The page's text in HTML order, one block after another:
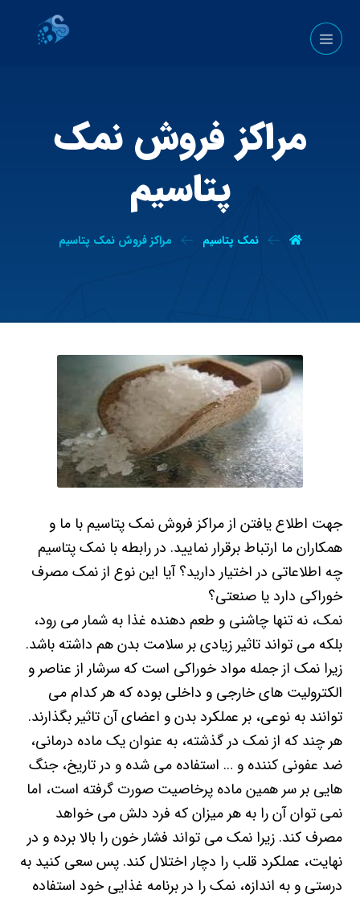
مراکز فروش نمک
پتاسیم
نمک پتاسیم مراکز فروش نمک پتاسیم
جهت اطلاع یافتن از مراکز فروش نمک پتاسیم با ما و
همکاران ما ارتباط برقرار نمایید. در رابطه با نمک پتاسیم
چه اطلاعاتی در اختیار دارید؟ آیا این نوع از نمک مصرف
خوراکی دارد یا صنعتی؟
نمک، نه تنها چاشنی و طعم دهنده غذا به شمار می رود،
بلکه می تواند تاثیر زیادی بر سلامت بدن هم داشته باشد.
زیرا نمک از جمله مواد خوراکی است که سرشار از عناصر و
الکترولیت های خارجی و داخلی بوده که هر کدام می
توانند به نوعی، بر عملکرد بدن و اعضای آن تاثیر بگذارند.
هر چند که از نمک در گذشته، به عنوان یک ماده درمانی،
ضد عفونی کننده و … استفاده می شده و در تاریخ، جنگ
هایی بر سر همین ماده پرخاصیت صورت گرفته است، اما
نمی توان آن را به هر میزان که فرد دلش می خواهد
مصرف کند. زیرا نمک می تواند فشار خون را بالا برده و در
نهایت، عملکرد قلب را دچار اختلال کند. پس سعی کنید به
درستی و به اندازه، نمک را در برنامه غذایی خود استفاده